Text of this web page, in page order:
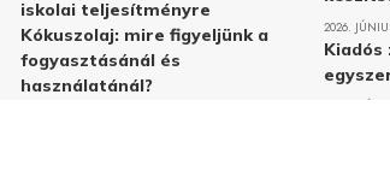
iskolai teljesítményre
Kókuszolaj: mire figyeljünk a
fogyasztásánál és
használatánál?
2026.
Kiadós